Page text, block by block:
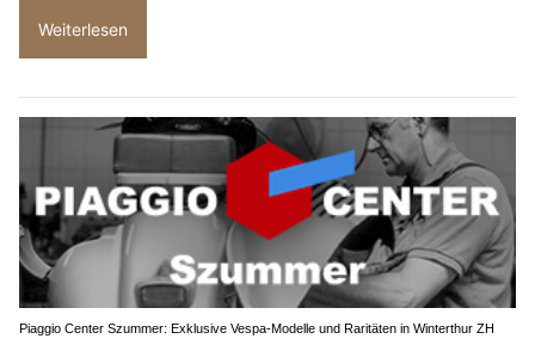
Weiterlesen
Piaggio Center Szummer: Exklusive Vespa-Modelle und Raritäten in Winterthur ZH